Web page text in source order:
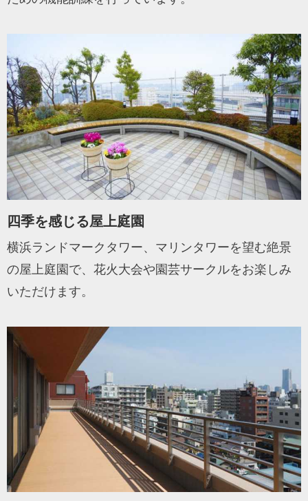
四季を感じる屋上庭園
横浜ランドマークタワー、マリンタワーを望む絶景
の屋上庭園で、花火大会や園芸サークルをお楽しみ
いただけます。